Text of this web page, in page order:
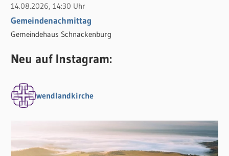
14.08.2026, 14:30 Uhr
Gemeindenachmittag
Gemeindehaus Schnackenburg
Neu auf Instagram:
wendlandkirche